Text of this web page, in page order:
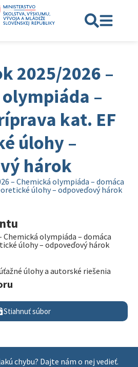
2025/2026 –
–
kat. EF
úlohy –
hárok
– Chemická olympiáda – domáca
úlohy – odpoveďový hárok
Chemická olympiáda – domáca
úlohy – odpoveďový hárok
úlohy a autorské riešenia
Stiahnuť súbor
chybu? Dajte nám o nej vedieť.